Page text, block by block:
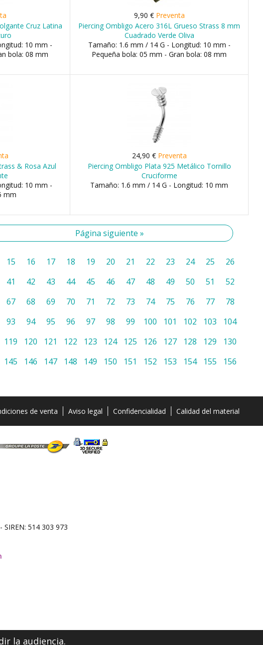
Cruz Latina
10 mm -
bola: 08 mm
9,90 € Preventa
Piercing Ombligo Acero 316L Grueso Strass 8 mm
Cuadrado Verde Oliva
Tamaño: 1.6 mm / 14 G - Longitud: 10 mm -
Pequeña bola: 05 mm - Gran bola: 08 mm
& Rosa Azul
10 mm -
mm
24,90 € Preventa
Piercing Ombligo Plata 925 Metálico Tornillo
Cruciforme
Tamaño: 1.6 mm / 14 G - Longitud: 10 mm
Página siguiente »
15 16 17 18 19 20 21 22 23 24 25
26
41 42 43 44 45 46 47 48 49 50 51
52
67 68 69 70 71 72 73 74 75 76 77
78
93 94 95 96 97 98 99 100 101 102 103
104
119 120 121 122 123 124 125 126 127 128 129
130
145 146 147 148 149 150 151 152 153 154 155 156
de venta Aviso legal Confidencialidad Calidad del material
- SIREN: 514 303 973
la audiencia.